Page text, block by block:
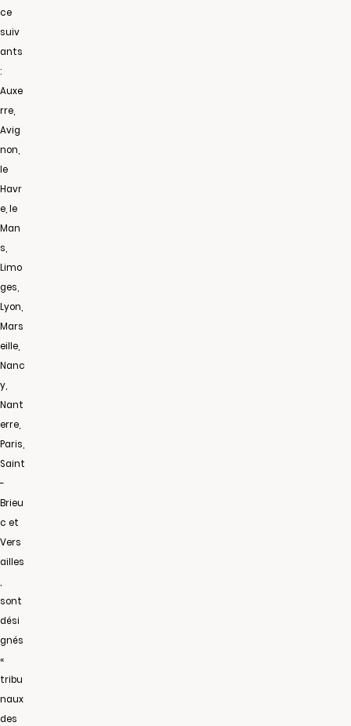
ce
suiv
ants
:
Auxe
rre,
Avig
non,
le
Havr
e, le
Man
s,
Limo
ges,
Lyon,
Mars
eille,
Nanc
y,
Nant
erre,
Paris,
Saint
-
Brieu
c et
Vers
ailles
sont
dési
gnés
«
tribu
naux
des